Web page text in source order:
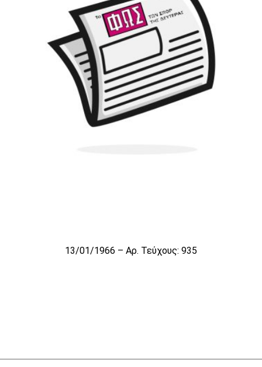
13/01/1966 – Αρ. Τεύχους: 935